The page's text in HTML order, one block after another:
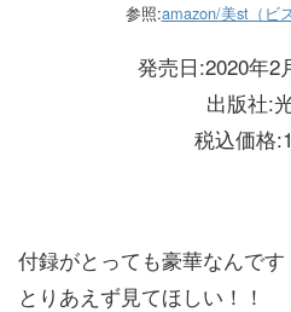
参照:amazon/美st（ビ
発売日:2020年2
出版社:
税込価格
付録がとっても豪華なんです
とりあえず見てほしい！！